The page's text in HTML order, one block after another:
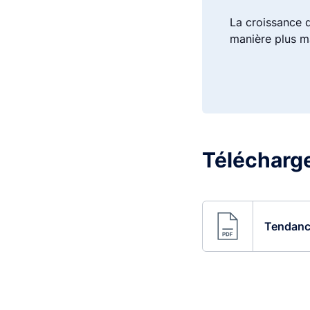
La croissance
manière plus